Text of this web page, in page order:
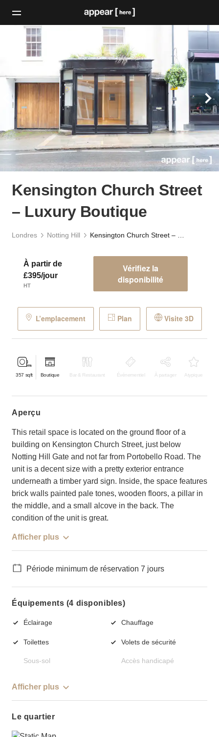
Kensington Church Street
– Luxury Boutique
Londres Notting Hill
À partir de
£395/jour
HT
Vérifiez la
disponibilité
L’emplacement Plan Visite 3D
357 sqft Boutique Bar & Restaurant Événementiel À partager Atypique
aperçu
This retail space is located on the ground floor of a
building on Kensington Church Street, just below
Notting Hill Gate and not far from Portobello Road. The
unit is a decent size with a pretty exterior entrance
underneath a timber yard sign. Inside, the space features
brick walls painted pale tones, wooden floors, a pillar in
the middle, and a small alcove in the back. The
condition of the unit is great.
Afficher plus
Période minimum de réservation 7 jours
Équipements (4 disponibles)
Éclairage Chauffage
Toilettes Volets de sécurité
Sous-sol Accès handicapé
Afficher plus
Le quartier